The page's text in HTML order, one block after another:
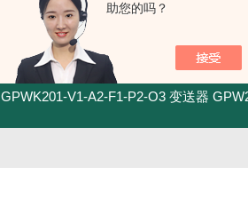
助您的吗？
GPWK201-V1-A2-F1-P2-O3 变送器 GPW201-